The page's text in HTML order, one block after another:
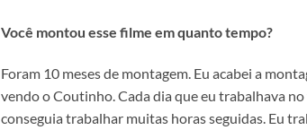
Você montou esse filme em quanto tempo?
Foram 10 meses de montagem. Eu acabei a
vendo o Coutinho. Cada dia que eu trabalhava
conseguia trabalhar muitas horas seguidas. Eu